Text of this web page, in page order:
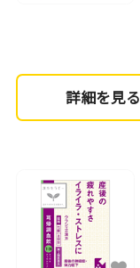
詳細を見る